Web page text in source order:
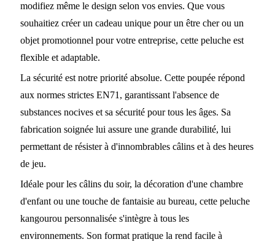
modifiez même le design selon vos envies. Que vous
souhaitiez créer un cadeau unique pour un être cher ou un
objet promotionnel pour votre entreprise, cette peluche est
flexible et adaptable.
La sécurité est notre priorité absolue. Cette poupée répond
aux normes strictes EN71, garantissant l'absence de
substances nocives et sa sécurité pour tous les âges. Sa
fabrication soignée lui assure une grande durabilité, lui
permettant de résister à d'innombrables câlins et à des heures
de jeu.
Idéale pour les câlins du soir, la décoration d'une chambre
d'enfant ou une touche de fantaisie au bureau, cette peluche
kangourou personnalisée s'intègre à tous les
environnements. Son format pratique la rend facile à